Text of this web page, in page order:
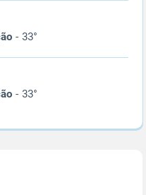
- 33°
- 33°